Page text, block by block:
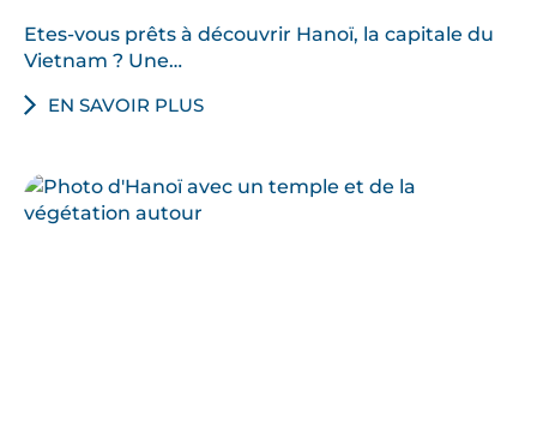
Etes-vous prêts à découvrir Hanoï, la capitale du
Vietnam ? Une…
EN SAVOIR PLUS